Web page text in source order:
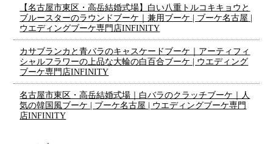
【名古屋市東区・高岳結婚式場】白い八重トルコキキョウと
ブルースターのラウンドブーケ｜兼用ブーケ | ブーケ名古屋 |
ウエディングブーケ専門店INFINITY
カサブランカと青バラのキャスケードブーケ｜アーティフィ
シャルフラワーの上品な大輪の白百合ブーケ | ウエディング
ブーケ専門店INFINITY
名古屋市東区・高岳結婚式場｜白バラのクラッチブーケ｜人
気の韓国風ブーケ | ブーケ名古屋 | ウエディングブーケ専門
店INFINITY